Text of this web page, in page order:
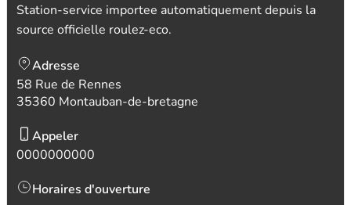
Station-service importee automatiquement depuis la
source officielle roulez-eco.
Adresse
58 Rue de Rennes
35360 Montauban-de-bretagne
Appeler
0000000000
Horaires d'ouverture